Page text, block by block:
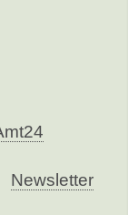
Newsletter